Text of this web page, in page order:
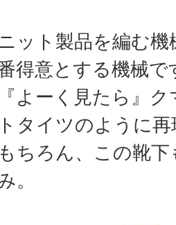
ット製品を編む
得意とする機械で
『よーく見たら』
トタイツのように
もちろん、この靴
。